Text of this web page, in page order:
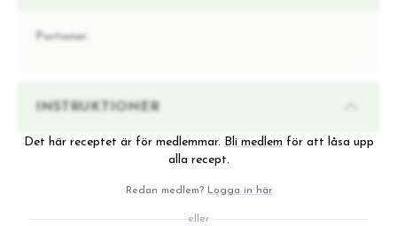
Portioner:
INSTRUKTIONER
Det här receptet är för medlemmar. Bli medlem för att låsa upp
alla recept.
Redan medlem? Logga in här
eller